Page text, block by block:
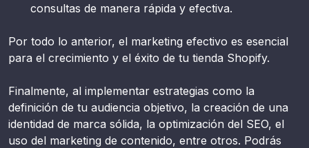
consultas de manera rápida y efectiva.
Por todo lo anterior, el marketing efectivo es esencial
para el crecimiento y el éxito de tu tienda Shopify.
Finalmente, al implementar estrategias como la
definición de tu audiencia objetivo, la creación de una
identidad de marca sólida, la optimización del SEO, el
uso del marketing de contenido, entre otros. Podrás